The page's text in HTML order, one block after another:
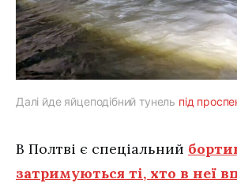
Далі йде яйцеподібний тунель під
В Полтві є спеціальний
затримуються ті, хто в неї